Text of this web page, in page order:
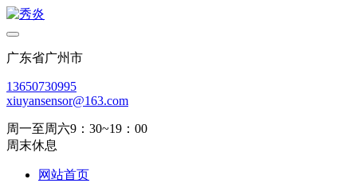
广东省广州市
13650730995
xiuyansensor@163.com
周一至周六9：30~19：00
周末休息
网站首页